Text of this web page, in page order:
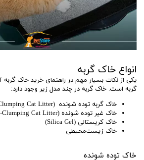
انواع خاک گربه
یکی از نکات بسیار مهم در راهنمای خرید خاک گربه
گربه است. خاک گربه در چند مدل زیر وجود دارد:
خاک گربه توده شونده (Clumping Cat Litter)
خاک غیر توده شونده (Non-Clumping Cat Litter)
خاک کریستالی (Silica Gel)
خاک زیست‌محیطی
خاک توده شونده